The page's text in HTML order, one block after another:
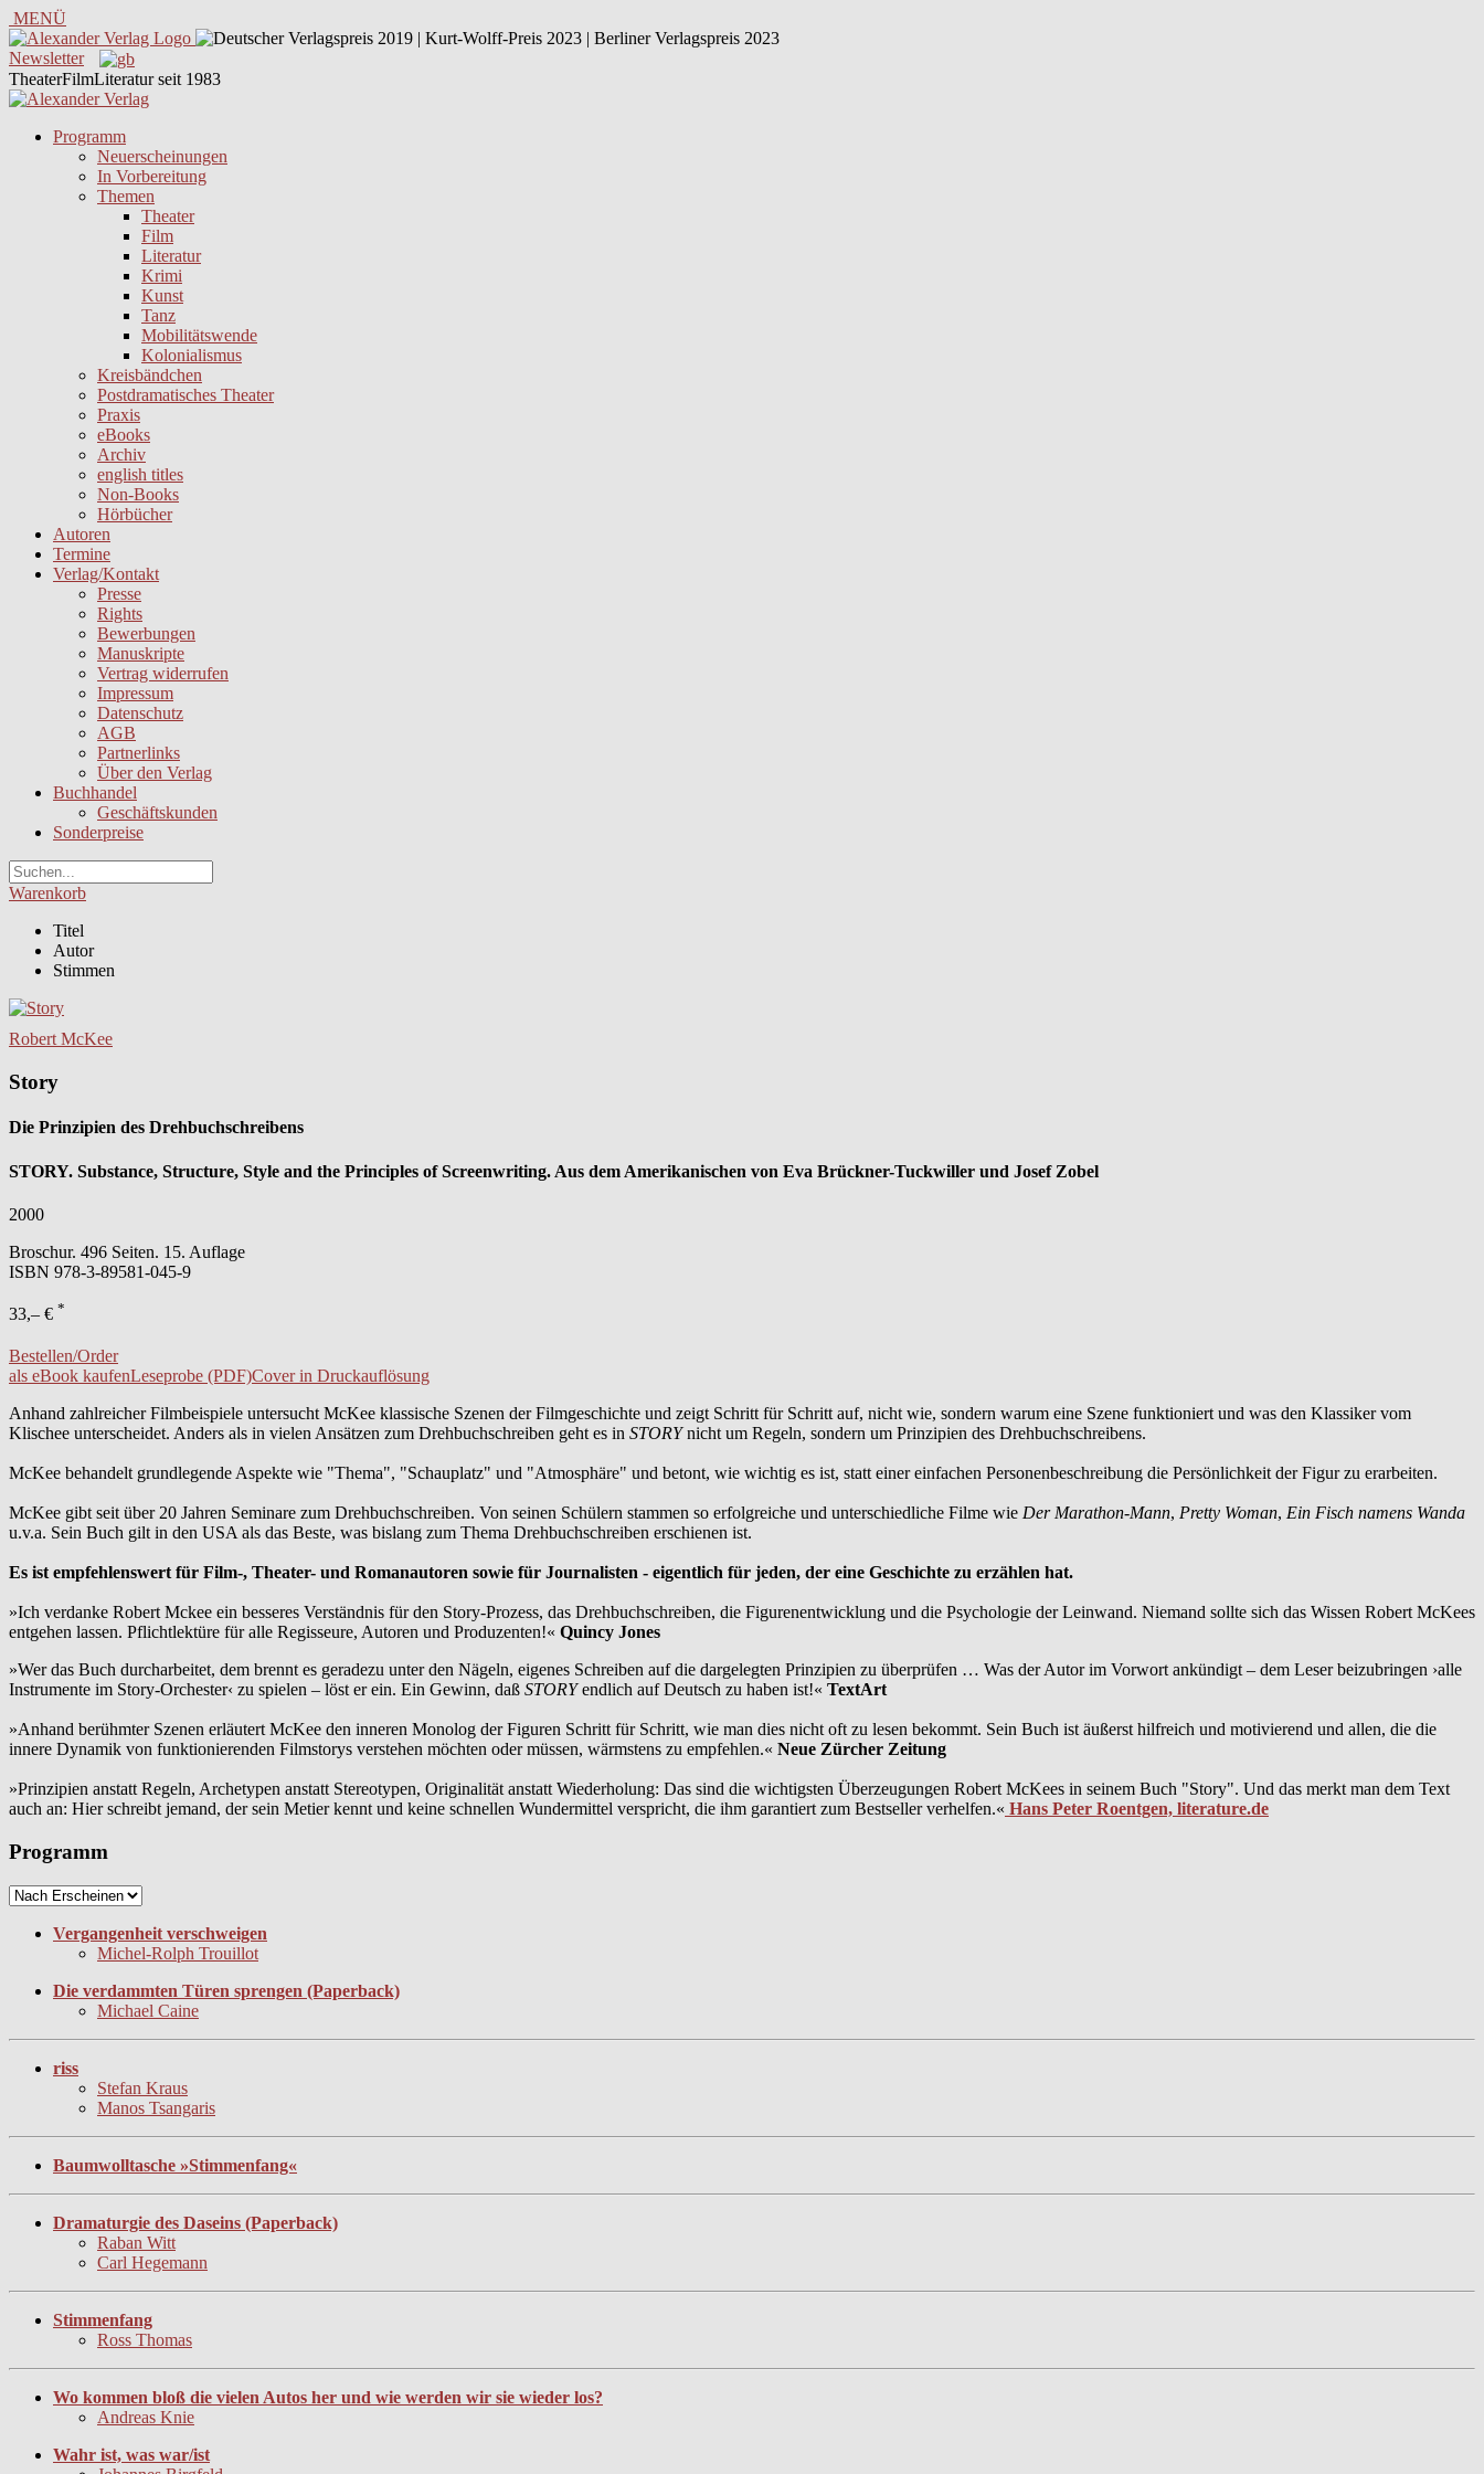
MENÜ
Newsletter
TheaterFilmLiteratur seit 1983
Programm
Neuerscheinungen
In Vorbereitung
Themen
Theater
Film
Literatur
Krimi
Kunst
Tanz
Mobilitätswende
Kolonialismus
Kreisbändchen
Postdramatisches Theater
Praxis
eBooks
Archiv
english titles
Non-Books
Hörbücher
Autoren
Termine
Verlag/Kontakt
Presse
Rights
Bewerbungen
Manuskripte
Vertrag widerrufen
Impressum
Datenschutz
AGB
Partnerlinks
Über den Verlag
Buchhandel
Geschäftskunden
Sonderpreise
Warenkorb
Titel
Autor
Stimmen
Robert McKee
Story
Die Prinzipien des Drehbuchschreibens
STORY. Substance, Structure, Style and the Principles of Screenwriting. Aus dem Amerikanischen von Eva Brückner-Tuckwiller und Josef Zobel
2000
Broschur. 496 Seiten. 15. Auflage
ISBN 978-3-89581-045-9
33,– € *
Bestellen/Order
als eBook kaufenLeseprobe (PDF)Cover in Druckauflösung
Anhand zahlreicher Filmbeispiele untersucht McKee klassische Szenen der Filmgeschichte und zeigt Schritt für Schritt auf, nicht wie, sondern warum eine Szene funktioniert und was den Klassiker vom
Klischee unterscheidet. Anders als in vielen Ansätzen zum Drehbuchschreiben geht es in STORYnicht um Regeln, sondern um Prinzipien des Drehbuchschreibens.
McKee behandelt grundlegende Aspekte wie "Thema", "Schauplatz" und "Atmosphäre" und betont, wie wichtig es ist, statt einer einfachen Personenbeschreibung die Persönlichkeit der Figur zu erarbeiten.
McKee gibt seit über 20 Jahren Seminare zum Drehbuchschreiben. Von seinen Schülern stammen so erfolgreiche und unterschiedliche Filme wie Der Marathon-Mann, Pretty Woman, Ein Fisch namens Wanda
u.v.a. Sein Buch gilt in den USA als das Beste, was bislang zum Thema Drehbuchschreiben erschienen ist.
Es ist empfehlenswert für Film-, Theater- und Romanautoren sowie für Journalisten - eigentlich für jeden, der eine Geschichte zu erzählen hat.
»Ich verdanke Robert Mckee ein besseres Verständnis für den Story-Prozess, das Drehbuchschreiben, die Figurenentwicklung und die Psychologie der Leinwand. Niemand sollte sich das Wissen Robert McKees
entgehen lassen. Pflichtlektüre für alle Regisseure, Autoren und Produzenten!« Quincy Jones
»Wer das Buch durcharbeitet, dem brennt es geradezu unter den Nägeln, eigenes Schreiben auf die dargelegten Prinzipien zu überprüfen … Was der Autor im Vorwort ankündigt – dem Leser beizubringen ›alle
Instrumente im Story-Orchester‹ zu spielen – löst er ein. Ein Gewinn, daß STORYendlich auf Deutsch zu haben ist!« TextArt
»Anhand berühmter Szenen erläutert McKee den inneren Monolog der Figuren Schritt für Schritt, wie man dies nicht oft zu lesen bekommt. Sein Buch ist äußerst hilfreich und motivierend und allen, die die
innere Dynamik von funktionierenden Filmstorys verstehen möchten oder müssen, wärmstens zu empfehlen.« Neue Zürcher Zeitung
»Prinzipien anstatt Regeln, Archetypen anstatt Stereotypen, Originalität anstatt Wiederholung: Das sind die wichtigsten Überzeugungen Robert McKees in seinem Buch "Story". Und das merkt man dem Text
auch an: Hier schreibt jemand, der sein Metier kennt und keine schnellen Wundermittel verspricht, die ihm garantiert zum Bestseller verhelfen.« Hans Peter Roentgen, literature.de
Programm
Vergangenheit verschweigen
Michel-Rolph Trouillot
Die verdammten Türen sprengen (Paperback)
Michael Caine
riss
Stefan Kraus
Manos Tsangaris
Baumwolltasche »Stimmenfang«
Dramaturgie des Daseins (Paperback)
Raban Witt
Carl Hegemann
Stimmenfang
Ross Thomas
Wo kommen bloß die vielen Autos her und wie werden wir sie wieder los?
Andreas Knie
Wahr ist, was war/ist